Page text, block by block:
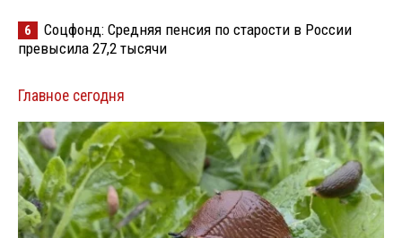
6
Соцфонд: Средняя пенсия по старости в России
превысила 27,2 тысячи
Главное сегодня